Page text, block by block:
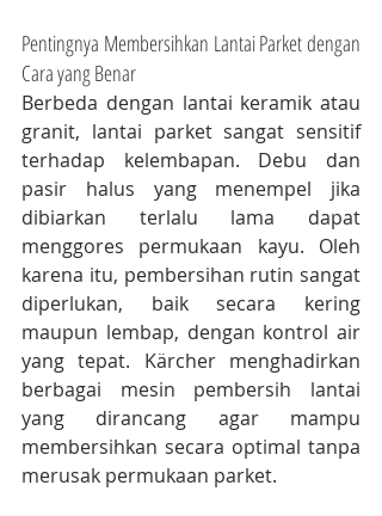
Pentingnya Membersihkan Lantai Parket dengan
Cara yang Benar
Berbeda dengan lantai keramik atau
granit, lantai parket sangat sensitif
terhadap kelembapan. Debu dan
pasir halus yang menempel jika
dibiarkan terlalu lama dapat
menggores permukaan kayu. Oleh
karena itu, pembersihan rutin sangat
diperlukan, baik secara kering
maupun lembap, dengan kontrol air
yang tepat. Kärcher menghadirkan
berbagai mesin pembersih lantai
yang dirancang agar mampu
membersihkan secara optimal tanpa
merusak permukaan parket.